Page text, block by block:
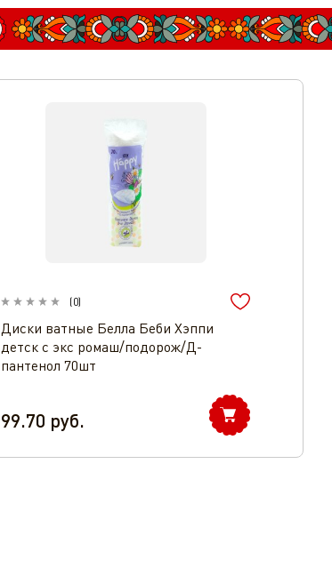
(0)
Диски ватные Белла Беби Хэппи
детск с экс ромаш/подорож/Д-
пантенол 70шт
99.70 руб.